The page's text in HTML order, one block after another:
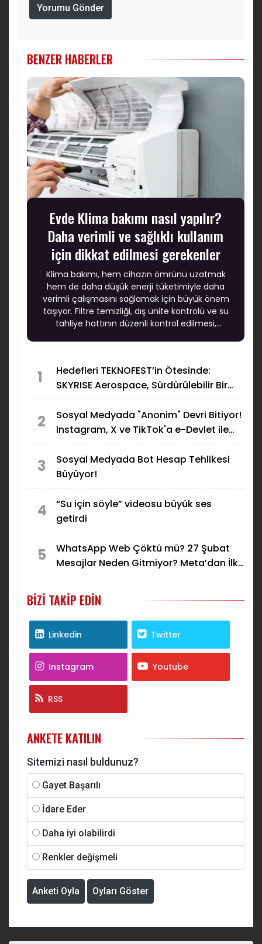
Yorumu Gönder
BENZER HABERLER
Evde Klima bakımı nasıl yapılır?
Daha verimli ve sağlıklı kullanım
için dikkat edilmesi gerekenler
Klima bakımı, hem cihazın ömrünü uzatmak
hem de daha düşük enerji tüketimiyle daha
verimli çalışmasını sağlamak için büyük önem
taşıyor. Filtre temizliği, dış ünite kontrolü ve su
tahliye hattının düzenli kontrol edilmesi,
1
Hedefleri TEKNOFEST’in Ötesinde:
SKYRISE Aerospace, Sürdürülebilir Bir
2
Sosyal Medyada "Anonim" Devri Bitiyor!
Instagram, X ve TikTok'a e-Devlet ile
Paylaşılacak mı?
3
Sosyal Medyada Bot Hesap Tehlikesi
Büyüyor!
4
“Su için söyle” videosu büyük ses
getirdi
5
WhatsApp Web Çöktü mü? 27 Şubat
Mesajlar Neden Gitmiyor? Meta’dan İlk
BIZI TAKIP EDIN
Linkedin Twitter
Instagram Youtube
RSS
ANKETE KATILIN
Sitemizi nasıl buldunuz?
Gayet Başarılı
İdare Eder
Daha iyi olabilirdi
Renkler değişmeli
Anketi Oyla Oyları Göster